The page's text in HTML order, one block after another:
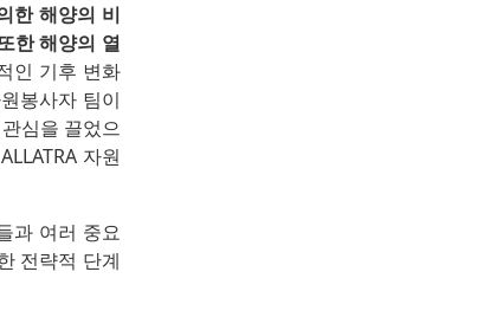
한 해양의 비
한 해양의 열
인 기후 변화
봉사자 팀이
심을 끌었으
자원
과 여러 중요
전략적 단계